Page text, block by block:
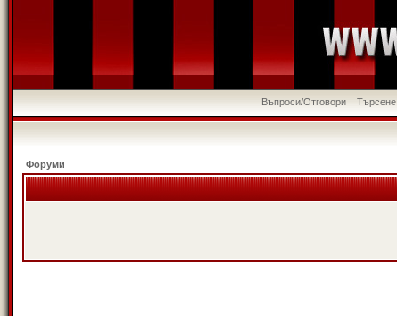
Въпроси/Отговори Търсене
Форуми